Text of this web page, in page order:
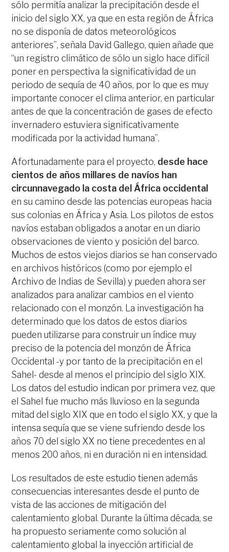
sólo permitía analizar la precipitación desde el
inicio del siglo XX, ya que en esta región de África
no se disponía de datos meteorológicos
anteriores”, señala David Gallego, quien añade que
“un registro climático de sólo un siglo hace difícil
poner en perspectiva la significatividad de un
periodo de sequía de 40 años, por lo que es muy
importante conocer el clima anterior, en particular
antes de que la concentración de gases de efecto
invernadero estuviera significativamente
modificada por la actividad humana”.
Afortunadamente para el proyecto, desde hace
cientos de años millares de navíos han
circunnavegado la costa del África occidental
en su camino desde las potencias europeas hacia
sus colonias en África y Asia. Los pilotos de estos
navíos estaban obligados a anotar en un diario
observaciones de viento y posición del barco.
Muchos de estos viejos diarios se han conservado
en archivos históricos (como por ejemplo el
Archivo de Indias de Sevilla) y pueden ahora ser
analizados para analizar cambios en el viento
relacionado con el monzón. La investigación ha
determinado que los datos de estos diarios
pueden utilizarse para construir un índice muy
preciso de la potencia del monzón de África
Occidental -y por tanto de la precipitación en el
Sahel- desde al menos el principio del siglo XIX.
Los datos del estudio indican por primera vez, que
el Sahel fue mucho más lluvioso en la segunda
mitad del siglo XIX que en todo el siglo XX, y que la
intensa sequía que se viene sufriendo desde los
años 70 del siglo XX no tiene precedentes en al
menos 200 años, ni en duración ni en intensidad.
Los resultados de este estudio tienen además
consecuencias interesantes desde el punto de
vista de las acciones de mitigación del
calentamiento global. Durante la última década, se
ha propuesto seriamente como solución al
calentamiento global la inyección artificial de